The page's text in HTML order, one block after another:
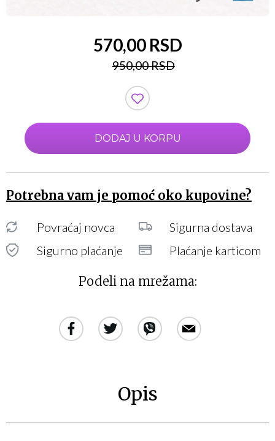
570,00 RSD
950,00 RSD
DODAJ U KORPU
Potrebna vam je pomoć oko kupovine?
Povraćaj novca
Sigurna dostava
Sigurno plaćanje
Plaćanje karticom
Podeli na mrežama:
Opis